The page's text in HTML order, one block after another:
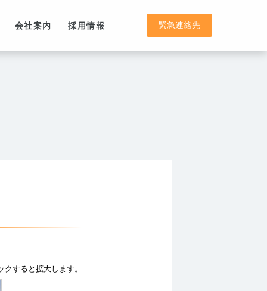
会社案内 採用情報 緊急連絡先
クすると拡大します。